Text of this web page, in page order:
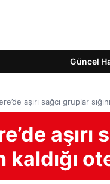
Güncel
aşırı sağcı gruplar
aşırı
kaldığı